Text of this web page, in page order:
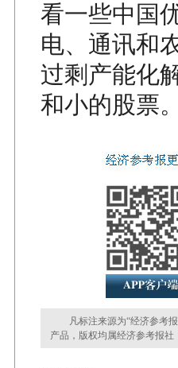
看一些中国
电、通讯和
过剩产能化
和小的股票。
凡标注来源为“经济参考报”
产品，版权均属经济参考报